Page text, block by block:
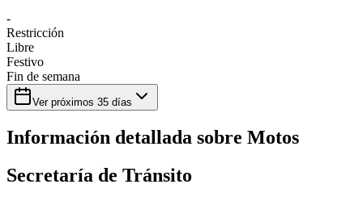
-
Restricción
Libre
Festivo
Fin de semana
Ver próximos 35 días
Información detallada sobre Motos
Secretaría de Tránsito